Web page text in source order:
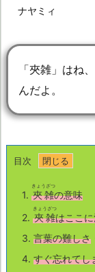
ナヤミィ
「夾雑」はね
んだよ。
目次
1. 夾雑
きょうざつ
の意味
2. 夾雑
きょうざつ
はここ
3. 言葉の難しさ
4. すぐ忘れてし